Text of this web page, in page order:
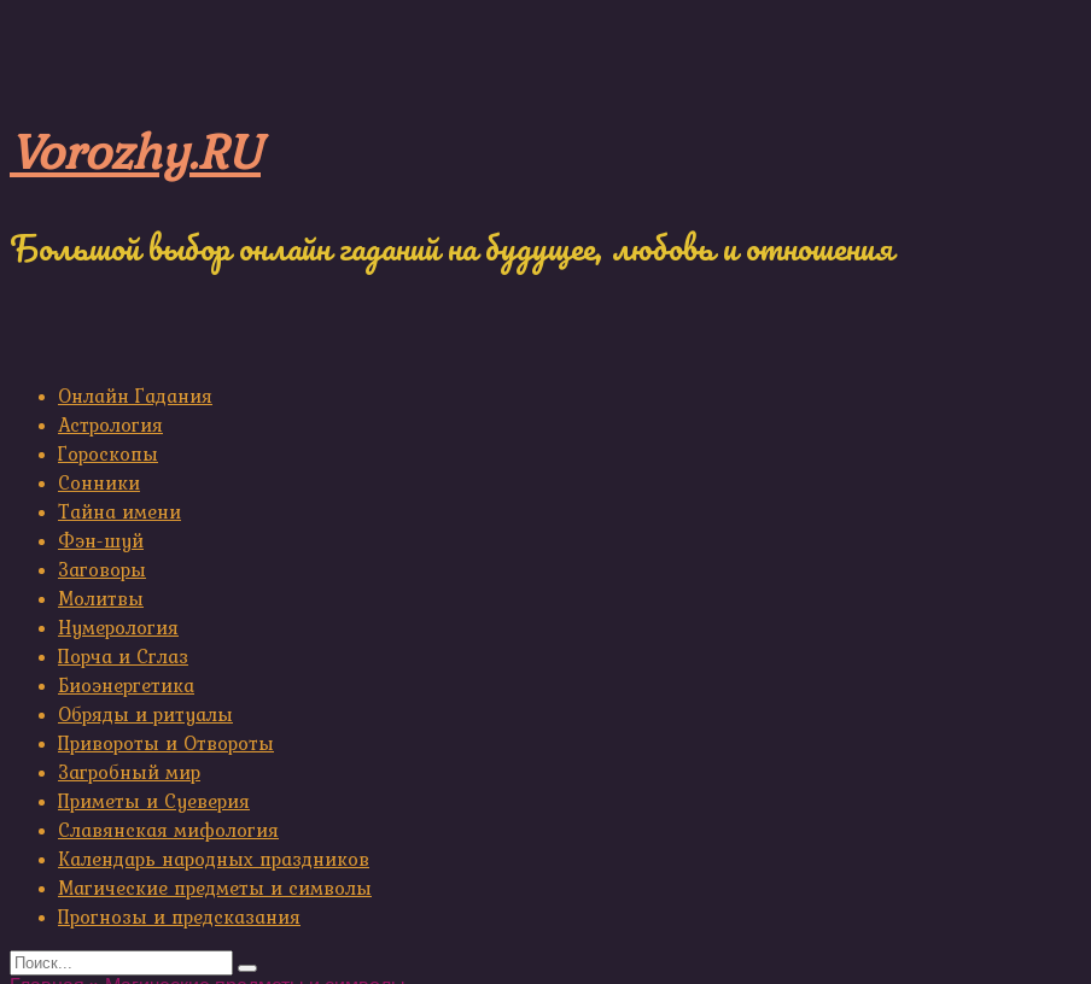
Vorozhy.RU
Большой выбор онлайн гаданий на будущее, любовь и отношения
Онлайн Гадания
Астрология
Гороскопы
Сонники
Тайна имени
Фэн-шуй
Заговоры
Молитвы
Нумерология
Порча и Сглаз
Биоэнергетика
Обряды и ритуалы
Привороты и Отвороты
Загробный мир
Приметы и Суеверия
Славянская мифология
Календарь народных праздников
Магические предметы и символы
Прогнозы и предсказания
Search